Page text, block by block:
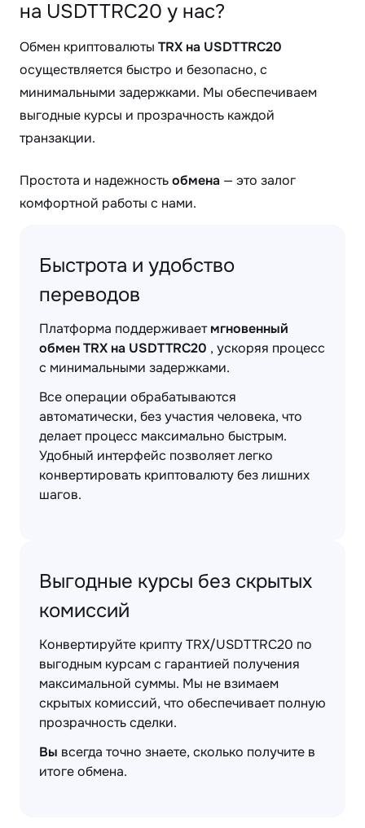
на USDTTRC20 у нас?
Обмен криптовалюты TRX на USDTTRC20
осуществляется быстро и безопасно, с
минимальными задержками. Мы обеспечиваем
выгодные курсы и прозрачность каждой
транзакции.
Простота и надежностьобмена — это залог
комфортной работы с нами.
Быстрота и удобство
переводов
Платформа поддерживаетмгновенный
обмен TRX на USDTTRC20 , ускоряя процесс
с минимальными задержками.
Все операции обрабатываются
автоматически, без участия человека, что
делает процесс максимально быстрым.
Удобный интерфейс позволяет легко
конвертировать криптовалюту без лишних
шагов.
Выгодные курсы без скрытых
комиссий
Конвертируйте крипту TRX/USDTTRC20 по
выгодным курсам с гарантией получения
максимальной суммы. Мы не взимаем
скрытых комиссий, что обеспечивает полную
прозрачность сделки.
Вы всегда точно знаете, сколько получите в
итоге обмена.